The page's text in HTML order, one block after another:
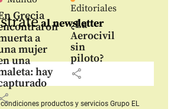
Grecia
a
mujer
una
hay
Editoriales
¿La
Aerocivil
sin
piloto?
share
al newsletter
productos y serviciosGrupo EL